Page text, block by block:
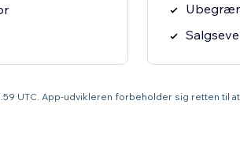
UTC. App-udvikleren forbeholder sig retten til